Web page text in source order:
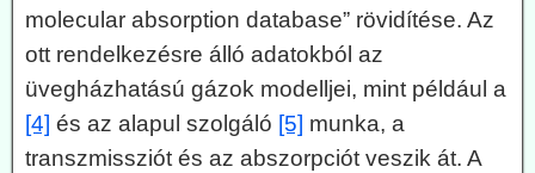
molecular absorption database” rövidítése. Az
ott rendelkezésre álló adatokból az
üvegházhatású gázok modelljei, mint például a
[4] és az alapul szolgáló [5] munka, a
transzmissziót és az abszorpciót veszik át. A